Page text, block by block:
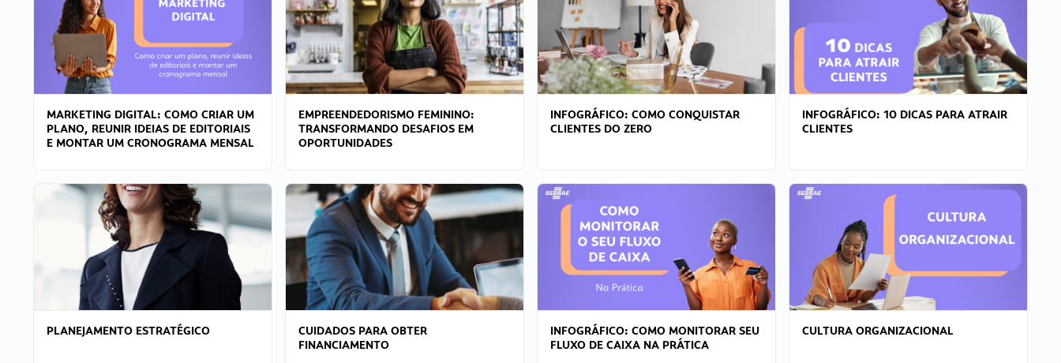
MARKETING DIGITAL: COMO CRIAR UM
PLANO, REUNIR IDEIAS DE EDITORIAIS
E MONTAR UM CRONOGRAMA MENSAL
EMPREENDEDORISMO FEMININO:
TRANSFORMANDO DESAFIOS EM
OPORTUNIDADES
INFOGRÁFICO: COMO CONQUISTAR
CLIENTES DO ZERO
INFOGRÁFICO: 10 DICAS PARA ATRAIR
CLIENTES
PLANEJAMENTO ESTRATÉGICO
CUIDADOS PARA OBTER
FINANCIAMENTO
INFOGRÁFICO: COMO MONITORAR SEU
FLUXO DE CAIXA NA PRÁTICA
CULTURA ORGANIZACIONAL